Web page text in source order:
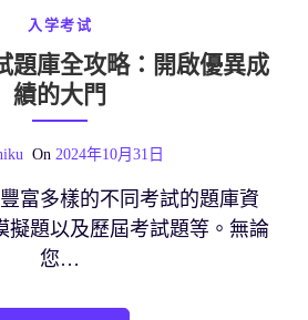
入学考试
題庫全攻略：開啟優異成
績的大門
On 2024年10月31日
富多樣的不同考試的題庫資
擬題以及歷屆考試題等。無論
您…